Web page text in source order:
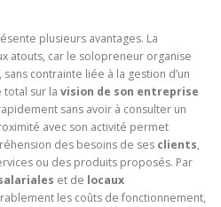
plusieurs avantages. La
atouts, car le solopreneur organise
contrainte liée à la gestion d’un
sur la vision de son entreprise
sans avoir à consulter un
avec son activité permet
des besoins de ses clients,
ou des produits proposés. Par
et de locaux
les coûts de fonctionnement,